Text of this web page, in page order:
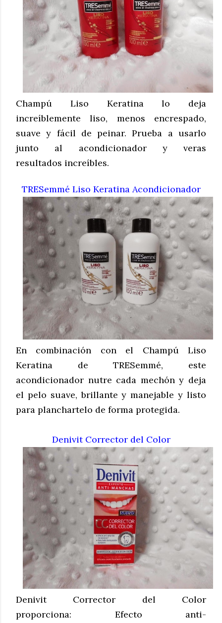
Champú Liso Keratina lo deja
increíblemente liso, menos encrespado,
suave y fácil de peinar. Prueba a usarlo
junto al acondicionador y veras
resultados increíbles.
TRESemmé Liso Keratina Acondicionador
En combinación con el Champú Liso
Keratina de TRESemmé, este
acondicionador nutre cada mechón y deja
el pelo suave, brillante y manejable y listo
para planchartelo de forma protegida.
Denivit Corrector del Color
Denivit Corrector del Color
proporciona: Efecto anti-